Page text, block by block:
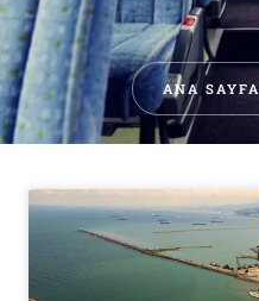
ANA SAYFA